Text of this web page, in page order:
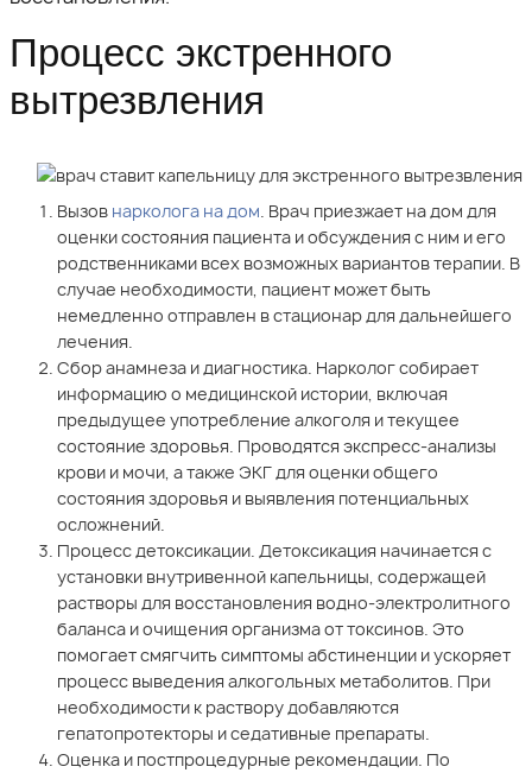
Процесс экстренного
вытрезвления
Вызов нарколога на дом. Врач приезжает на дом для
оценки состояния пациента и обсуждения с ним и его
родственниками всех возможных вариантов терапии. В
случае необходимости, пациент может быть
немедленно отправлен в стационар для дальнейшего
лечения.
Сбор анамнеза и диагностика. Нарколог собирает
информацию о медицинской истории, включая
предыдущее употребление алкоголя и текущее
состояние здоровья. Проводятся экспресс-анализы
крови и мочи, а также ЭКГ для оценки общего
состояния здоровья и выявления потенциальных
осложнений.
Процесс детоксикации. Детоксикация начинается с
установки внутривенной капельницы, содержащей
растворы для восстановления водно-электролитного
баланса и очищения организма от токсинов. Это
помогает смягчить симптомы абстиненции и ускоряет
процесс выведения алкогольных метаболитов. При
необходимости к раствору добавляются
гепатопротекторы и седативные препараты.
Оценка и постпроцедурные рекомендации. По